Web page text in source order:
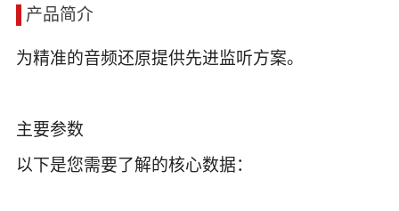
产品简介
为精准的音频还原提供先进监听方案。
主要参数
以下是您需要了解的核心数据：